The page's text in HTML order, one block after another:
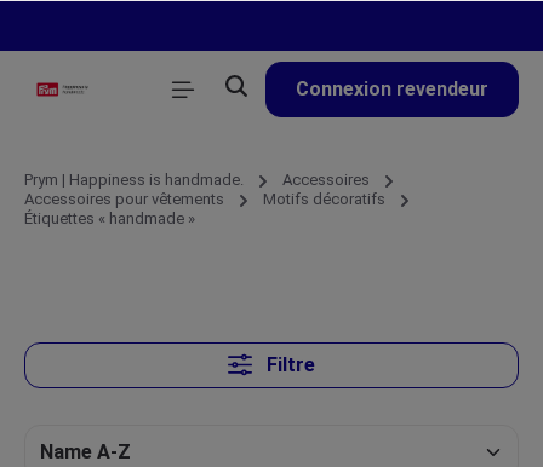
Connexion revendeur
Prym | Happiness is handmade.
Accessoires
Accessoires pour vêtements
Motifs décoratifs
Étiquettes « handmade »
Filtre